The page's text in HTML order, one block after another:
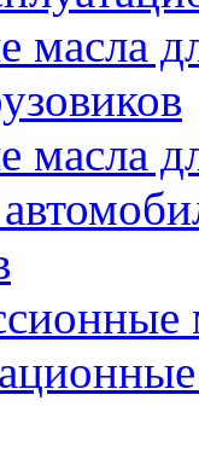
масла
масла